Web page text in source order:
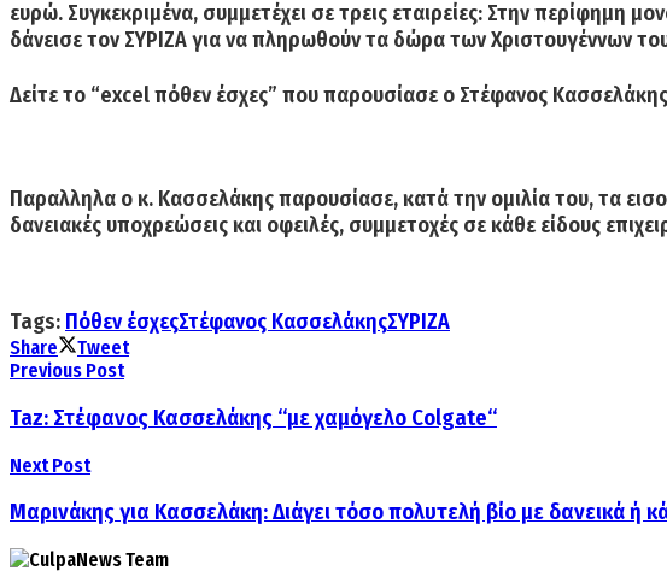
ευρώ. Συγκεκριμένα, συμμετέχει σε τρεις εταιρείες: Στην περίφημη
δάνεισε τον ΣΥΡΙΖΑ για να πληρωθούν τα δώρα των Χριστουγέννων
Δείτε το “excel πόθεν έσχες” που παρουσίασε ο Στέφανος
Παραλληλα ο κ. Κασσελάκης παρουσίασε, κατά την ομιλία του, τα
δανειακές υποχρεώσεις και οφειλές, συμμετοχές σε κάθε είδους
Tags: Πόθεν έσχεςΣτέφανος ΚασσελάκηςΣΥΡΙΖΑ
Share
Tweet
Previous Post
Taz: Στέφανος Κασσελάκης “με χαμόγελο Colgate“
Next Post
Μαρινάκης για Κασσελάκη: Διάγει τόσο πολυτελή βίο με δανεικά ή